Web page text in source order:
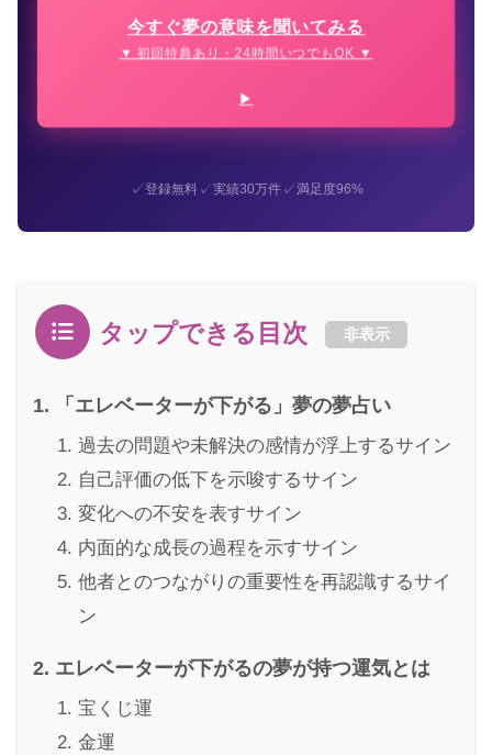
今すぐ夢の意味を聞いてみる
▼ 初回特典あり・24時間いつでもOK ▼
✓登録無料✓実績30万件✓満足度96%
タップできる目次 非表示
「エレベーターが下がる」夢の夢占い
過去の問題や未解決の感情が浮上するサイン
自己評価の低下を示唆するサイン
変化への不安を表すサイン
内面的な成長の過程を示すサイン
他者とのつながりの重要性を再認識するサイ
ン
エレベーターが下がるの夢が持つ運気とは
宝くじ運
金運